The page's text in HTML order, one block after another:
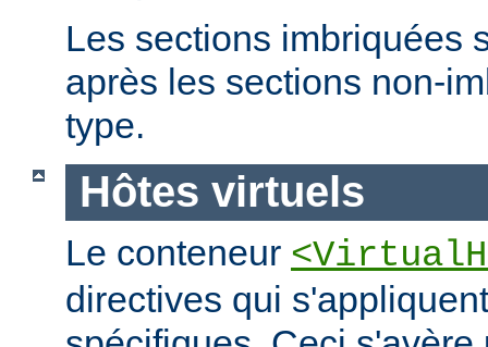
Les sections imbriquées
après les sections non-
type.
Hôtes virtuels
Le conteneur
directives qui